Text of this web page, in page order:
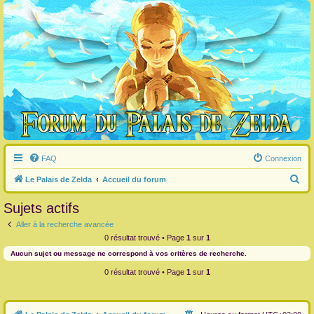
FAQ Connexion
Le Palais de Zelda Accueil du forum
e
e
r
Sujets actifs
Aller à la recherche avancée
0 résultat trouvé • Page 1 sur 1
Aucun sujet ou message ne correspond à vos critères de recherche.
0 résultat trouvé • Page 1 sur 1